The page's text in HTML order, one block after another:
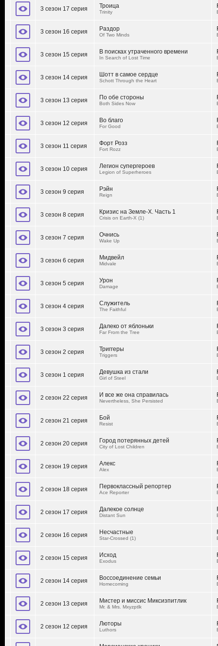
3 сезон 17 серия Троица
Trinity
3 сезон 16 серия Раздор
Of Two Minds
3 сезон 15 серия В поисках утраченного времени
In Search of Lost Time
3 сезон 14 серия Шотт в самое сердце
Schott Through the Heart
3 сезон 13 серия По обе стороны
Both Sides Now
3 сезон 12 серия Во благо
For Good
3 сезон 11 серия Форт Розз
Fort Rozz
3 сезон 10 серия Легион супергероев
Legion of Superheroes
3 сезон 9 серия Рэйн
Reign
3 сезон 8 серия Кризис на Земле-Х. Часть 1
Crisis on Earth-X (1)
3 сезон 7 серия Очнись
Wake Up
3 сезон 6 серия Мидвейл
Midvale
3 сезон 5 серия Урон
Damage
3 сезон 4 серия Служитель
The Faithful
3 сезон 3 серия Далеко от яблоньки
Far From the Tree
3 сезон 2 серия Триггеры
Triggers
3 сезон 1 серия Девушка из стали
Girl of Steel
2 сезон 22 серия И все же она справилась
Nevertheless, She Persisted
2 сезон 21 серия Бой
Resist
2 сезон 20 серия Город потерянных детей
City of Lost Children
2 сезон 19 серия Алекс
Alex
2 сезон 18 серия Первоклассный репортер
Ace Reporter
2 сезон 17 серия Далекое солнце
Distant Sun
2 сезон 16 серия Несчастные
Star-Crossed (1)
2 сезон 15 серия Исход
Exodus
2 сезон 14 серия Воссоединение семьи
Homecoming
2 сезон 13 серия Мистер и миссис Миксизпитлик
Mr. & Mrs. Mxyzptlk
2 сезон 12 серия Люторы
Luthors